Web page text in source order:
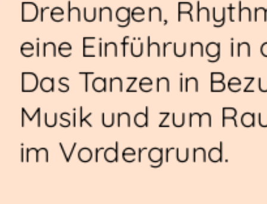
Drehungen,
eine Einführung in
Das Tanzen in
Musik und zum
im Vordergrund.